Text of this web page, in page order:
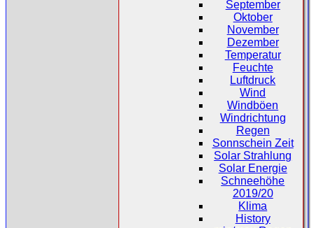
September
Oktober
November
Dezember
Temperatur
Feuchte
Luftdruck
Wind
Windböen
Windrichtung
Regen
Sonnschein Zeit
Solar Strahlung
Solar Energie
Schneehöhe
2019/20
Klima
History